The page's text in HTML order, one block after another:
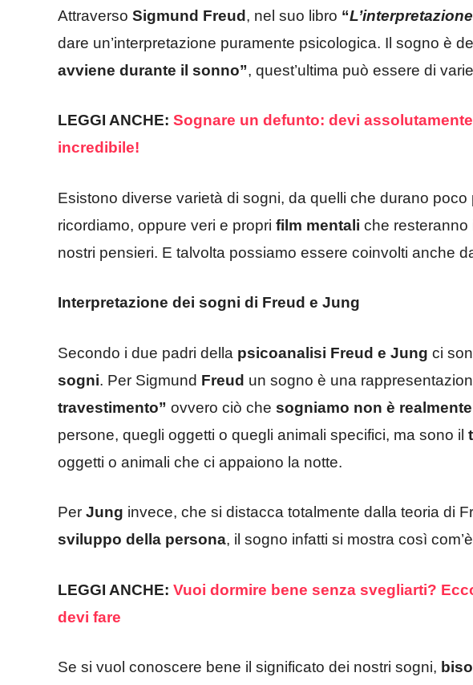
Attraverso Sigmund Freud, nel suo libro “
dare un’interpretazione puramente psicologica. Il sogno è
avviene durante il sonno”, quest’ultima può essere di
LEGGI ANCHE: Sognare un defunto: devi
incredibile!
Esistono diverse varietà di sogni, da quelli che durano poco
ricordiamo, oppure veri e propri film mentali che resteranno
nostri pensieri. E talvolta possiamo essere coinvolti anche
Interpretazione dei sogni di Freud e Jung
Secondo i due padri della psicoanalisi Freud e Jung ci
sogni. Per Sigmund Freud un sogno è una
travestimento” ovvero ciò che sogniamo non è
persone, quegli oggetti o quegli animali specifici, ma sono il
oggetti o animali che ci appaiono la notte.
Per Jung invece, che si distacca totalmente dalla teoria di
sviluppo della persona, il sogno infatti si mostra così
LEGGI ANCHE: Vuoi dormire bene senza svegliarti?
devi fare
Se si vuol conoscere bene il significato dei nostri sogni,